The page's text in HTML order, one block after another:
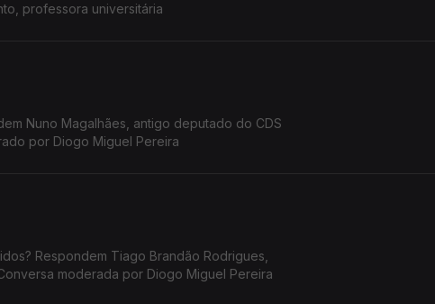
professora universitária
Nuno Magalhães, antigo deputado do CDS
por Diogo Miguel Pereira
Respondem Tiago Brandão Rodrigues,
moderada por Diogo Miguel Pereira